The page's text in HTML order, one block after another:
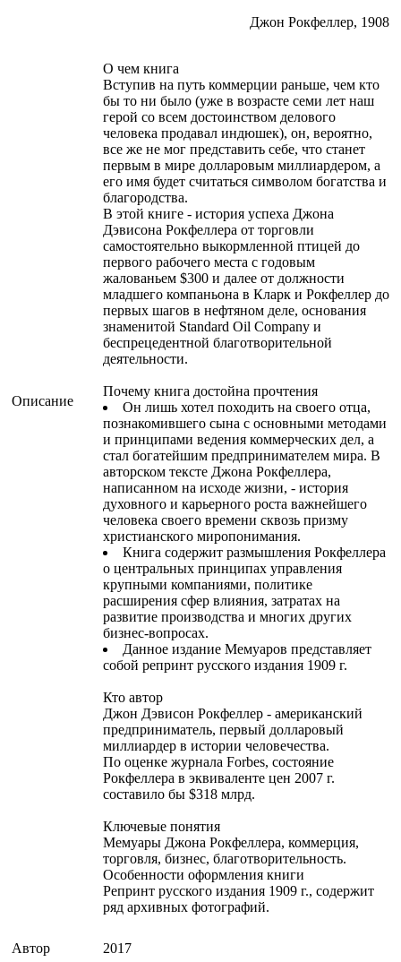
Описание
Джон Рокфеллер, 1908
О чем книга
Вступив на путь коммерции раньше, чем кто
бы то ни было (уже в возрасте семи лет наш
герой со всем достоинством делового
человека продавал индюшек), он, вероятно,
все же не мог представить себе, что станет
первым в мире долларовым миллиардером, а
его имя будет считаться символом богатства и
благородства.
В этой книге - история успеха Джона
Дэвисона Рокфеллера от торговли
самостоятельно выкормленной птицей до
первого рабочего места с годовым
жалованьем $300 и далее от должности
младшего компаньона в Кларк и Рокфеллер до
первых шагов в нефтяном деле, основания
знаменитой Standard Oil Company и
беспрецедентной благотворительной
деятельности.
Почему книга достойна прочтения
Он лишь хотел походить на своего отца,
познакомившего сына с основными методами
и принципами ведения коммерческих дел, а
стал богатейшим предпринимателем мира. В
авторском тексте Джона Рокфеллера,
написанном на исходе жизни, - история
духовного и карьерного роста важнейшего
человека своего времени сквозь призму
христианского миропонимания.
Книга содержит размышления Рокфеллера
о центральных принципах управления
крупными компаниями, политике
расширения сфер влияния, затратах на
развитие производства и многих других
бизнес-вопросах.
Данное издание Мемуаров представляет
собой репринт русского издания 1909 г.
Кто автор
Джон Дэвисон Рокфеллер - американский
предприниматель, первый долларовый
миллиардер в истории человечества.
По оценке журнала Forbes, состояние
Рокфеллера в эквиваленте цен 2007 г.
составило бы $318 млрд.
Ключевые понятия
Мемуары Джона Рокфеллера, коммерция,
торговля, бизнес, благотворительность.
Особенности оформления книги
Репринт русского издания 1909 г., содержит
ряд архивных фотографий.
Автор
2017